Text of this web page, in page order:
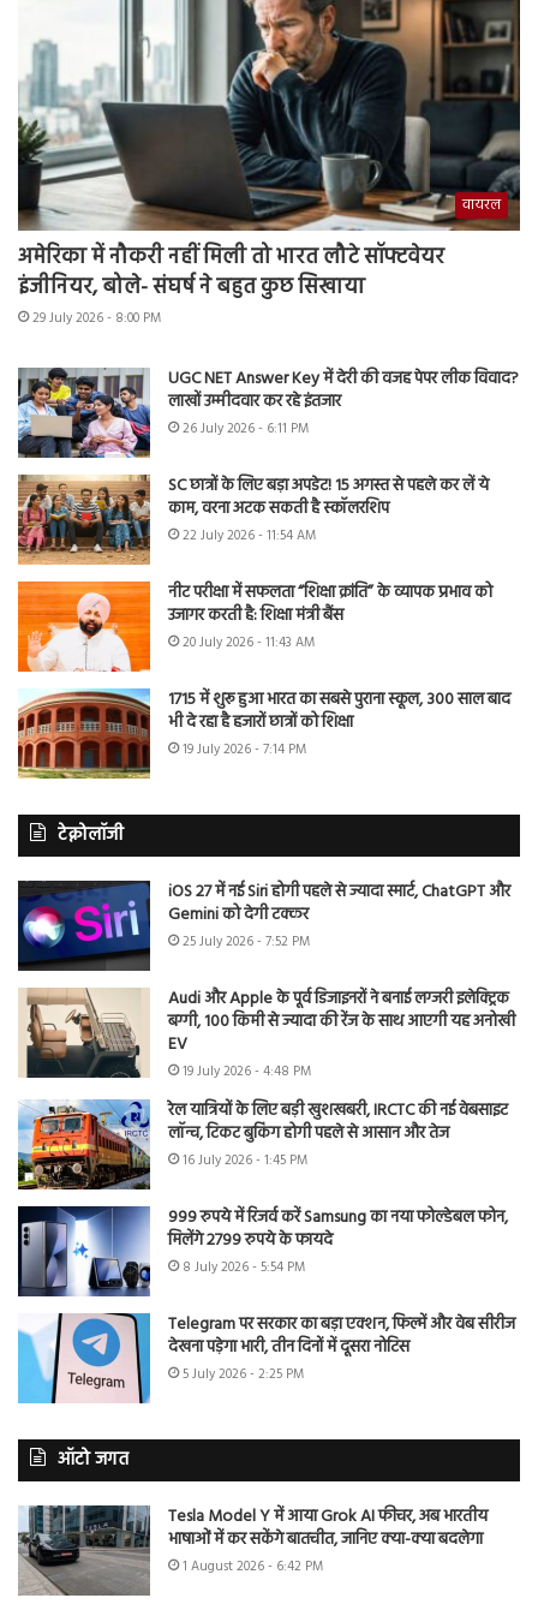
वायरल
अमेरिका में नौकरी नहीं मिली तो भारत लौटे सॉफ्टवेयर
इंजीनियर, बोले- संघर्ष ने बहुत कुछ सिखाया
29 July 2026 - 8:00 PM
UGC NET Answer Key में देरी की वजह पेपर लीक विवाद?
लाखों उम्मीदवार कर रहे इंतजार
26 July 2026 - 6:11 PM
SC छात्रों के लिए बड़ा अपडेट! 15 अगस्त से पहले कर लें ये
काम, वरना अटक सकती है स्कॉलरशिप
22 July 2026 - 11:54 AM
नीट परीक्षा में सफलता “शिक्षा क्रांति” के व्यापक प्रभाव को
उजागर करती है: शिक्षा मंत्री बैंस
20 July 2026 - 11:43 AM
1715 में शुरू हुआ भारत का सबसे पुराना स्कूल, 300 साल बाद
भी दे रहा है हजारों छात्रों को शिक्षा
19 July 2026 - 7:14 PM
टेक्नोलॉजी
iOS 27 में नई Siri होगी पहले से ज्यादा स्मार्ट, ChatGPT और
Gemini को देगी टक्कर
25 July 2026 - 7:52 PM
Audi और Apple के पूर्व डिजाइनरों ने बनाई लग्जरी इलेक्ट्रिक
बग्गी, 100 किमी से ज्यादा की रेंज के साथ आएगी यह अनोखी
EV
19 July 2026 - 4:48 PM
रेल यात्रियों के लिए बड़ी खुशखबरी, IRCTC की नई वेबसाइट
लॉन्च, टिकट बुकिंग होगी पहले से आसान और तेज
16 July 2026 - 1:45 PM
999 रुपये में रिजर्व करें Samsung का नया फोल्डेबल फोन,
मिलेंगे 2799 रुपये के फायदे
8 July 2026 - 5:54 PM
Telegram पर सरकार का बड़ा एक्शन, फिल्में और वेब सीरीज
देखना पड़ेगा भारी, तीन दिनों में दूसरा नोटिस
5 July 2026 - 2:25 PM
ऑटो जगत
Tesla Model Y में आया Grok AI फीचर, अब भारतीय
भाषाओं में कर सकेंगे बातचीत, जानिए क्या-क्या बदलेगा
1 August 2026 - 6:42 PM